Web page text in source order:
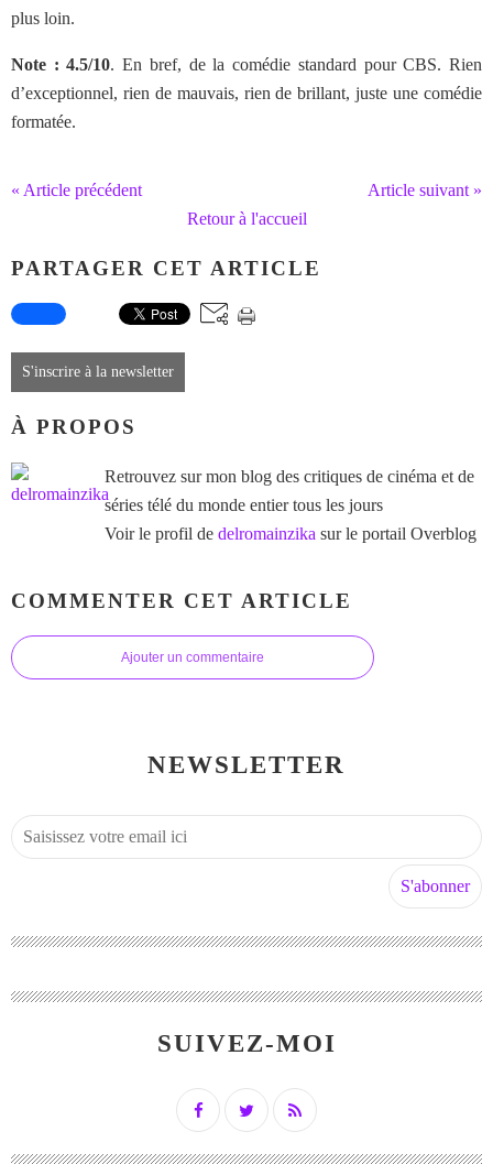
plus loin.
Note : 4.5/10. En bref, de la comédie standard pour CBS. Rien
d’exceptionnel, rien de mauvais, rien de brillant, juste une comédie
formatée.
« Article précédent
Article suivant »
Retour à l'accueil
PARTAGER CET ARTICLE
S'inscrire à la newsletter
À PROPOS
Retrouvez sur mon blog des critiques de cinéma et de
séries télé du monde entier tous les jours
Voir le profil de delromainzika sur le portail Overblog
COMMENTER CET ARTICLE
Ajouter un commentaire
NEWSLETTER
SUIVEZ-MOI